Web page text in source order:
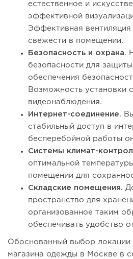
естественное и
эффективной
Эффективная
свежести в помещении.
Безопасность и охрана.
безопасности для
обеспечения
Возможность установки
видеонаблюдения.
Интернет-соединение.
стабильный доступ в
бесперебойной работы
Системы климат-
оптимальной
помещении для
Складские помещения.
пространство для
организованное таким
обеспечивать удобство
Обоснованный выбор локации
магазина одежды в Москве в